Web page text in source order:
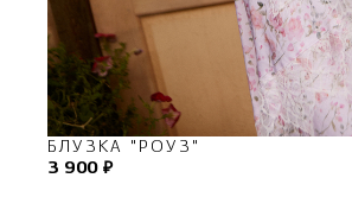
БЛУЗКА "РОУЗ"
3 900 ₽